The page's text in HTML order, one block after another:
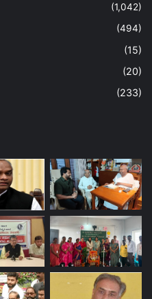
(1,042)
(494)
(15)
(20)
(233)